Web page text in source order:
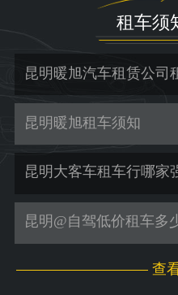
租车须
昆明暖旭汽车租赁公司
昆明暖旭租车须知
查